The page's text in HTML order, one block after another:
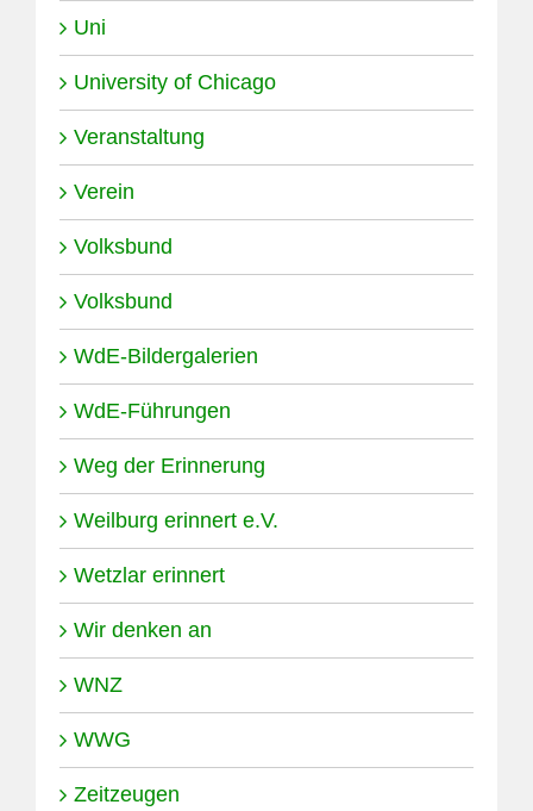
Uni
University of Chicago
Veranstaltung
Verein
Volksbund
Volksbund
WdE-Bildergalerien
WdE-Führungen
Weg der Erinnerung
Weilburg erinnert e.V.
Wetzlar erinnert
Wir denken an
WNZ
WWG
Zeitzeugen